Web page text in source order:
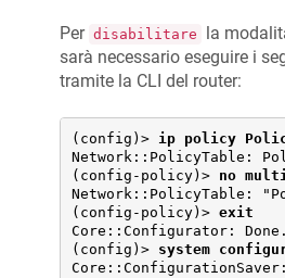
Per disabilitare
la
sarà necessario eseguire i
tramite la CLI del router:
(config)> ip policy
Network::PolicyTable:
(config-policy)> no
Network::PolicyTable:
(config-policy)> exit
Core::Configurator: Done.
(config)> system